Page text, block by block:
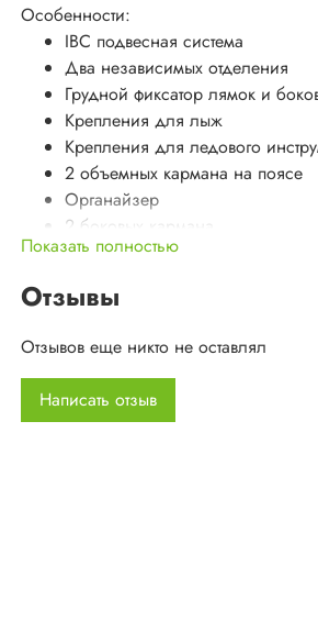
Особенности:
IBC подвесная система
Два независимых отделения
Грудной фиксатор лямок и
Крепления для лыж
Крепления для ледового
2 объемных кармана на поясе
Органайзер
2 боковых кармана
Возможность размещения
Съемный анатомический
Материал:Nylon 210D Dynatec
Каркас:алюминиевые пластины
Объем, л:65
Вес, г:2170
Показать полностью
Отзывы
Отзывов еще никто не оставлял
Написать отзыв